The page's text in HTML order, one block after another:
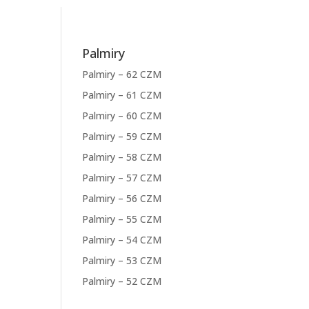
Palmiry
Palmiry – 62 CZM
Palmiry – 61 CZM
Palmiry – 60 CZM
Palmiry – 59 CZM
Palmiry – 58 CZM
Palmiry – 57 CZM
Palmiry – 56 CZM
Palmiry – 55 CZM
Palmiry – 54 CZM
Palmiry – 53 CZM
Palmiry – 52 CZM